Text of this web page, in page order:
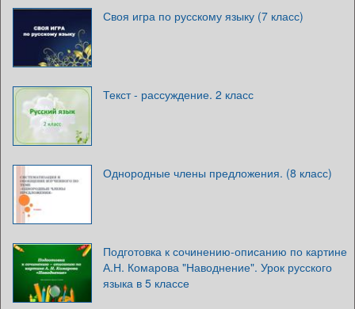
Своя игра по русскому языку (7 класс)
Текст - рассуждение. 2 класс
Однородные члены предложения. (8 класс)
Подготовка к сочинению-описанию по картине
А.Н. Комарова "Наводнение". Урок русского
языка в 5 классе